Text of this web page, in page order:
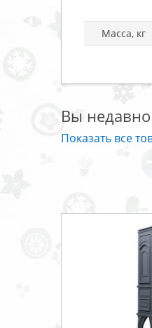
Масса, кг
Вы
Показать все